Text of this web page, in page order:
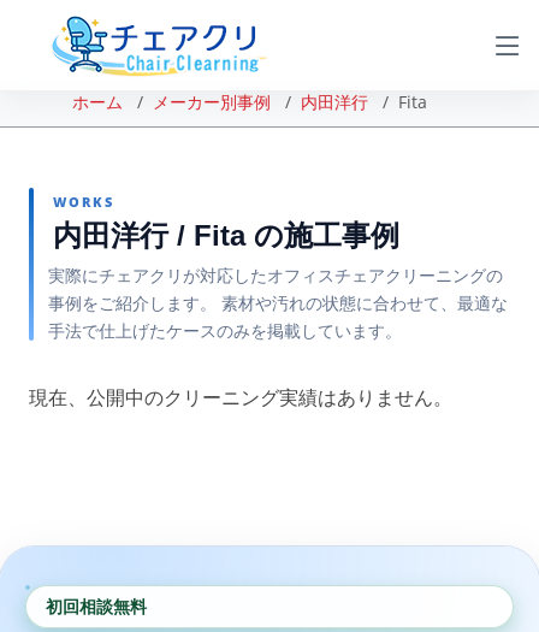
ホーム メーカー別事例 内田洋行 Fita
WORKS
内田洋行 / Fita の施工事例
実際にチェアクリが対応したオフィスチェアクリーニングの
事例をご紹介します。 素材や汚れの状態に合わせて、最適な
手法で仕上げたケースのみを掲載しています。
現在、公開中のクリーニング実績はありません。
初回相談無料